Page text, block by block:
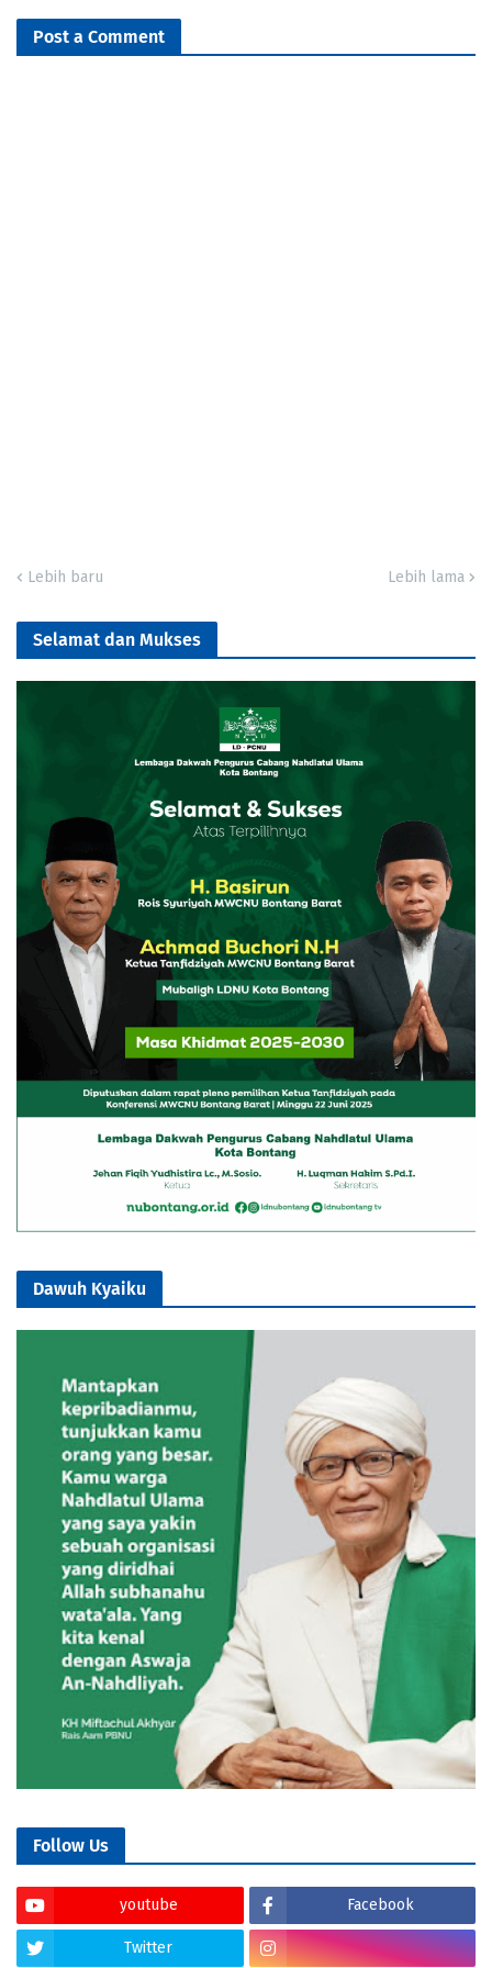
Post a Comment
Lebih baru Lebih lama
Selamat dan Mukses
Dawuh Kyaiku
Follow Us
youtube Facebook
Twitter